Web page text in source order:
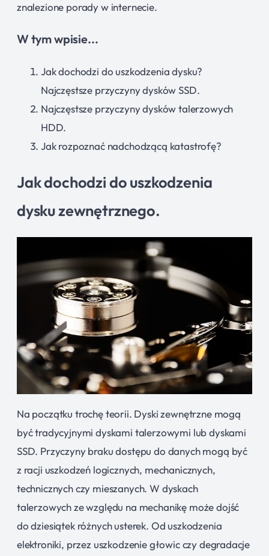
znalezione porady w internecie.
W tym wpisie...
Jak dochodzi do uszkodzenia dysku?
Najczęstsze przyczyny dysków SSD.
Najczęstsze przyczyny dysków talerzowych
HDD.
Jak rozpoznać nadchodzącą katastrofę?
Jak dochodzi do uszkodzenia
dysku zewnętrznego.
Na początku trochę teorii. Dyski zewnętrzne mogą
być tradycyjnymi dyskami talerzowymi lub dyskami
SSD. Przyczyny braku dostępu do danych mogą być
z racji uszkodzeń logicznych, mechanicznych,
technicznych czy mieszanych. W dyskach
talerzowych ze względu na mechanikę może dojść
do dziesiątek różnych usterek. Od uszkodzenia
elektroniki, przez uszkodzenie głowic czy degradacje